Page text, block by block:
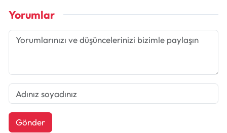
Yorumlar
Gönder